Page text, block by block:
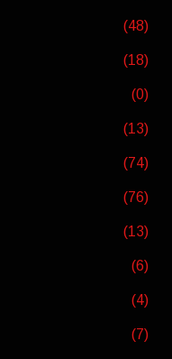
(48)
(18)
(0)
(13)
(74)
(76)
(13)
(6)
(4)
(7)